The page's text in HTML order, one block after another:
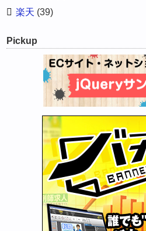
楽天 (39)
Pickup